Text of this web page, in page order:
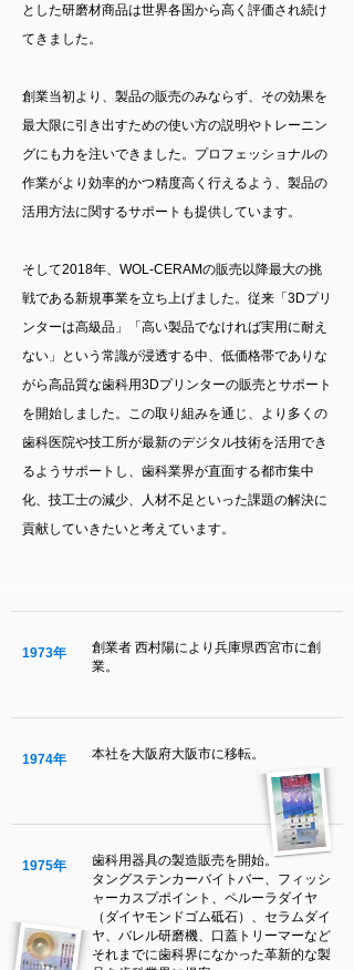
とした研磨材商品は世界各国から高く評価され続け
てきました。
創業当初より、製品の販売のみならず、その効果を
最大限に引き出すための使い方の説明やトレーニン
グにも力を注いできました。プロフェッショナルの
作業がより効率的かつ精度高く行えるよう、製品の
活用方法に関するサポートも提供しています。
そして2018年、WOL-CERAMの販売以降最大の挑
戦である新規事業を立ち上げました。従来「3Dプリ
ンターは高級品」「高い製品でなければ実用に耐え
ない」という常識が浸透する中、低価格帯でありな
がら高品質な歯科用3Dプリンターの販売とサポート
を開始しました。この取り組みを通じ、より多くの
歯科医院や技工所が最新のデジタル技術を活用でき
るようサポートし、歯科業界が直面する都市集中
化、技工士の減少、人材不足といった課題の解決に
貢献していきたいと考えています。
1973年
創業者 西村陽により兵庫県西宮市に創
業。
1974年 本社を大阪府大阪市に移転。
1975年
歯科用器具の製造販売を開始。
タングステンカーバイトバー、フィッシ
ャーカスプポイント、ペルーラダイヤ
（ダイヤモンドゴム砥石）、セラムダイ
ヤ、バレル研磨機、口蓋トリーマーなど
それまでに歯科界になかった革新的な製